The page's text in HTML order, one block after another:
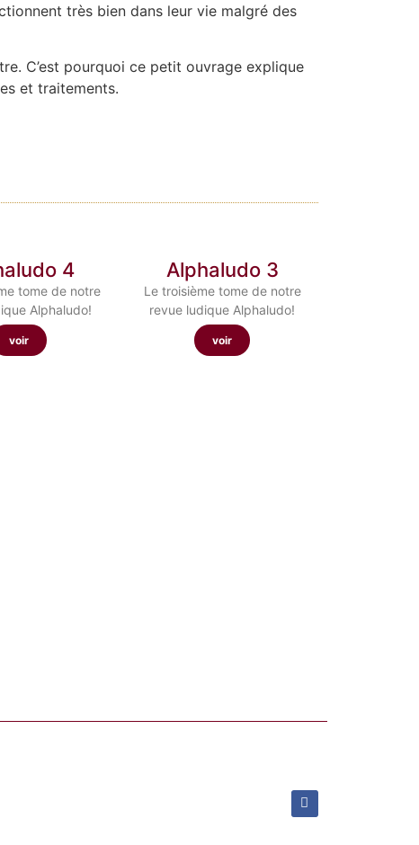
très bien dans leur vie malgré des
C’est pourquoi ce petit ouvrage explique
et traitements.
4
tome de notre
Alphaludo!
voir
Alphaludo 3
Le troisième tome de notre
revue ludique Alphaludo!
voir